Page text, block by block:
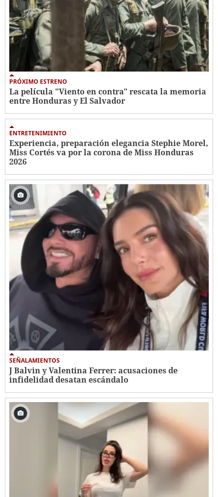
PRÓXIMO ESTRENO
La película "Viento en contra" rescata la memoria
entre Honduras y El Salvador
ENTRETENIMIENTO
Experiencia, preparación elegancia Stephie Morel,
Miss Cortés va por la corona de Miss Honduras
2026
SEÑALAMIENTOS
J Balvin y Valentina Ferrer: acusaciones de
infidelidad desatan escándalo